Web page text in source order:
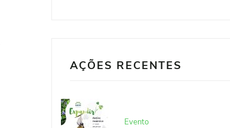
AÇÕES RECENTES
Evento